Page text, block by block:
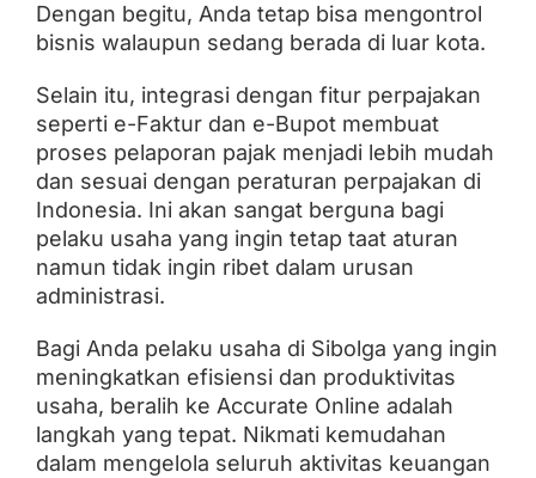
Dengan begitu, Anda tetap bisa mengontrol
bisnis walaupun sedang berada di luar kota.
Selain itu, integrasi dengan fitur perpajakan
seperti e-Faktur dan e-Bupot membuat
proses pelaporan pajak menjadi lebih mudah
dan sesuai dengan peraturan perpajakan di
Indonesia. Ini akan sangat berguna bagi
pelaku usaha yang ingin tetap taat aturan
namun tidak ingin ribet dalam urusan
administrasi.
Bagi Anda pelaku usaha di Sibolga yang ingin
meningkatkan efisiensi dan produktivitas
usaha, beralih ke Accurate Online adalah
langkah yang tepat. Nikmati kemudahan
dalam mengelola seluruh aktivitas keuangan